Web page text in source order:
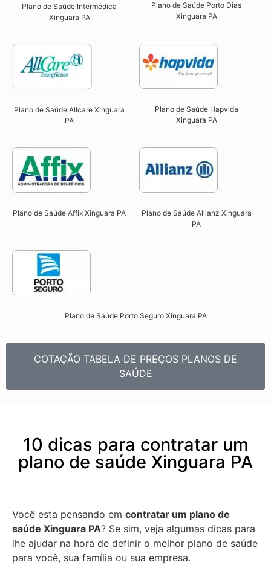
Plano de Saúde Intermédica
Xinguara PA​
Plano de Saúde Porto Dias
Xinguara PA
Plano de Saúde Allcare Xinguara
PA​
Plano de Saúde Hapvida
Xinguara PA​
Plano de Saúde Affix Xinguara PA​
Plano de Saúde Allianz Xinguara
PA​
Plano de Saúde Porto Seguro Xinguara PA​
COTAÇÃO TABELA DE PREÇOS PLANOS DE
SAÚDE
10 dicas para contratar um
plano de saúde Xinguara PA
Você esta pensando em contratar um plano de
saúde Xinguara PA? Se sim, veja algumas dicas para
lhe ajudar na hora de definir o melhor plano de saúde
para você, sua família ou sua empresa.